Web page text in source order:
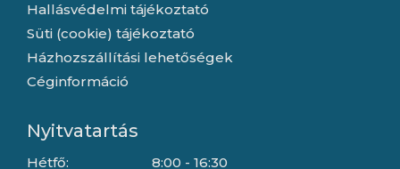
Hallásvédelmi tájékoztató
Süti (cookie) tájékoztató
Házhozszállítási lehetőségek
Céginformáció
Nyitvatartás
Hétfő:
8:00 - 16:30